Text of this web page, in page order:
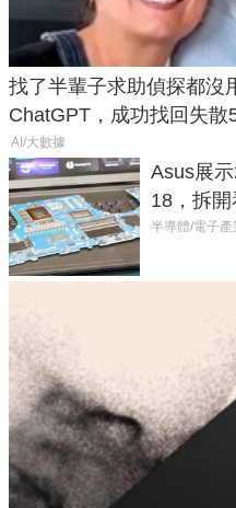
找了半輩子求助偵探都沒
ChatGPT，成功找回失散
AI/大數據
Asus展
18，拆
半導體/電子產